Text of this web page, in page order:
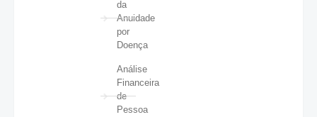
da
Anuidade
por
Doença
Análise
Financeira
de
Pessoa